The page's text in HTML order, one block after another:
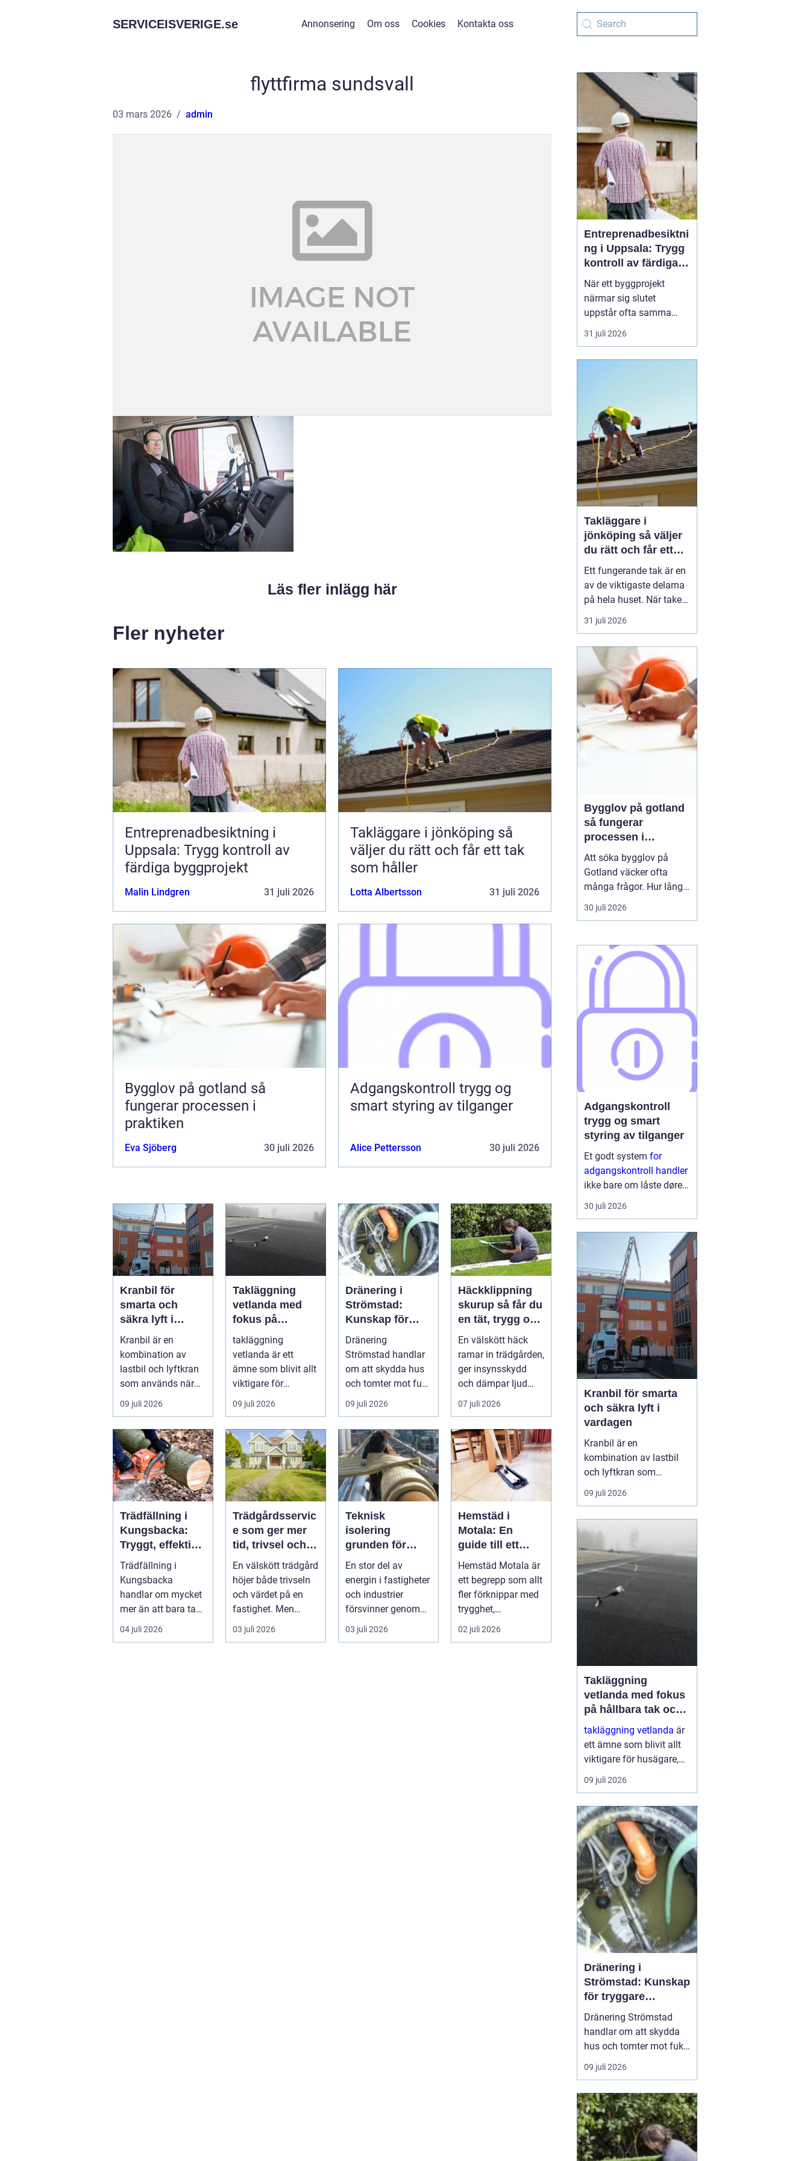
SERVICEISVERIGE.se Annonsering Om oss Cookies Kontakta oss
flyttfirma sundsvall
03 mars 2026 admin
Läs fler inlägg här
Fler nyheter
Entreprenadbesiktning i
Uppsala: Trygg kontroll av
färdiga byggprojekt
Malin Lindgren 31 juli 2026
Takläggare i jönköping så
väljer du rätt och får ett tak
som håller
Lotta Albertsson 31 juli 2026
Bygglov på gotland så
fungerar processen i
praktiken
Eva Sjöberg 30 juli 2026
Adgangskontroll trygg og
smart styring av tilganger
Alice Pettersson 30 juli 2026
Kranbil för
smarta och
säkra lyft i
vardagen
Kranbil är en
kombination av
lastbil och lyftkran
som används när
tungt eller
skrymma...
09 juli 2026
Takläggning
vetlanda med
fokus på
hållbara tak och
trygga hus
takläggning
vetlanda är ett
ämne som blivit allt
viktigare för
husägare,
bostadsrättsförenin
gar och ...
09 juli 2026
Dränering i
Strömstad:
Kunskap för
tryggare
husgrunder
Dränering
Strömstad handlar
om att skydda hus
och tomter mot fukt,
läckage och l&arin...
09 juli 2026
Häckklippning
skurup så får du
en tät, trygg och
snygg häck året
En välskött häck
ramar in trädgården,
ger insynsskydd
och dämpar ljud
från vägen.
Samtidigt kan
häck...
07 juli 2026
Trädfällning i
Kungsbacka:
Tryggt, effektivt
och med
omtanke om
hela tomten
Trädfällning i
Kungsbacka
handlar om mycket
mer än att bara ta
ner ett träd. I e...
04 juli 2026
Trädgårdsservic
e som ger mer
tid, trivsel och
värde
En välskött trädgård
höjer både trivseln
och värdet på en
fastighet. Men
många upplever att
tiden, o...
03 juli 2026
Teknisk
isolering
grunden för
energieffektiva
och säkra
byggnader
En stor del av
energin i fastigheter
och industrier
försvinner genom
rör, kanaler och
tekniska insta...
03 juli 2026
Hemstäd i
Motala: En
guide till ett
enklare och
renare
vardagsliv
Hemstäd Motala är
ett begrepp som allt
fler förknippar med
trygghet,
tidsbesparing oc...
02 juli 2026
Entreprenadbesiktni
ng i Uppsala: Trygg
kontroll av färdiga
byggprojekt
När ett byggprojekt
närmar sig slutet
uppstår ofta samma
fråga: är entreprenaden
verkligen utförd så som
ger ett tydligt svar.
Genom en strukturerad
genomgån...
31 juli 2026
Takläggare i
jönköping så väljer
du rätt och får ett
tak som håller
Ett fungerande tak är en
av de viktigaste delarna
på hela huset. När taket
börjar bli slitet påverkar
det både tryggheten,
värdet på huset. Därför
blir valetav takläggare i
Jönköping avg...
31 juli 2026
Bygglov på gotland
så fungerar
processen i
praktiken
Att söka bygglov på
Gotland väcker ofta
många frågor. Hur lång
tid tar det? Vilka
handlingar behövs? Och
nära havet eller i Visbys
känsliga kulturmiljö? För
den som sällan har
kännas både ...
30 juli 2026
Adgangskontroll
trygg og smart
styring av tilganger
Et godt system for
adgangskontroll handler
ikke bare om låste dører.
Det handler om å ha
oversikt, kunne styre
sikre mennesker, verdier
og informasjon på en
ryddig måte. Moderne
lø...
30 juli 2026
Kranbil för smarta
och säkra lyft i
vardagen
Kranbil är en
kombination av lastbil
och lyftkran som
används när tungt eller
skrymmande material
säkert och
Genom att hyra en
kranbil kan
privatpersoner, företag
och entrepren&...
09 juli 2026
Takläggning
vetlanda med fokus
på hållbara tak och
trygga hus
takläggning vetlanda är
ett ämne som blivit allt
viktigare för husägare,
bostadsrättsföreningar
och fastighetsägare i
skyddar inte bara mot
regn, snö och blåst, utan
påve...
09 juli 2026
Dränering i
Strömstad: Kunskap
för tryggare
husgrunder
Dränering Strömstad
handlar om att skydda
hus och tomter mot fukt,
läckage och långsiktiga
skador i en miljö som
kustklimat, klippor och
varierande
markförhållanden.
Genom att förstå...
09 juli 2026